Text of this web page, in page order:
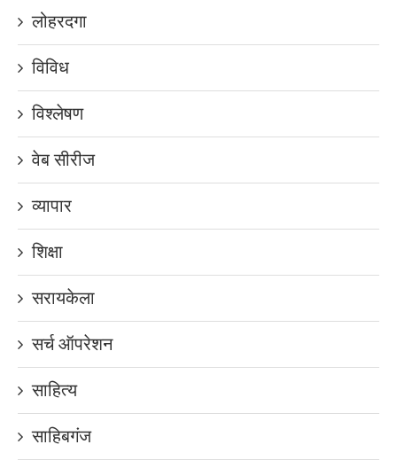
लोहरदगा
विविध
विश्लेषण
वेब सीरीज
व्यापार
शिक्षा
सरायकेला
सर्च ऑपरेशन
साहित्य
साहिबगंज